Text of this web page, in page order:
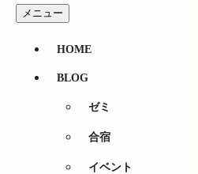
コンテンツへスキップ
メニュー
HOME
BLOG
ゼミ
合宿
イベント
2025-09-16
2025年9月12〜13日に永吉研究